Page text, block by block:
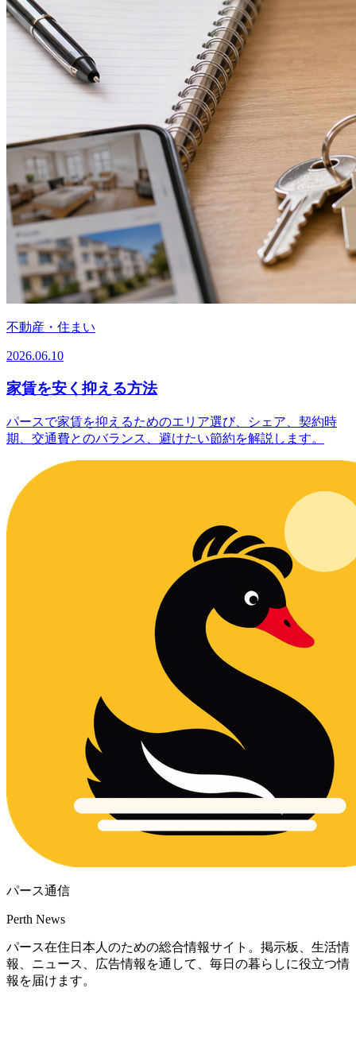
不動産・住まい
2026.06.10
家賃を安く抑える方法
パースで家賃を抑えるためのエリア選び、シェア、契約時
期、交通費とのバランス、避けたい節約を解説します。
パース通信
Perth News
パース在住日本人のための総合情報サイト。掲示板、生活情
報、ニュース、広告情報を通して、毎日の暮らしに役立つ情
報を届けます。